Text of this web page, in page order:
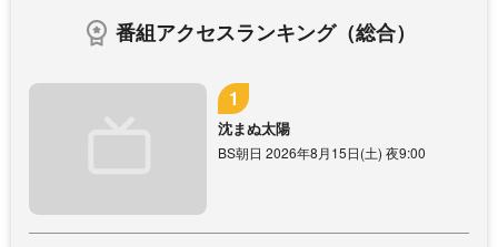
番組アクセスランキング（総合）
沈まぬ太陽
BS朝日 2026年8月15日(土) 夜9:00